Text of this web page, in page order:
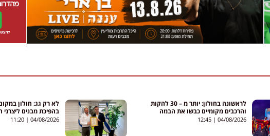
לראשונה בחולון: יותר מ – 30 להקות
והרכבים מקומיים כבשו את הבמה
המרכזית לעיני אלפי תושבים
04/08/2026
לא רק גג: חולון
בהפיכת מבנים
04/08/2026
11:20